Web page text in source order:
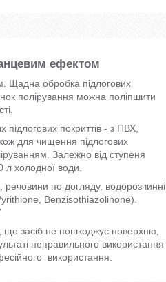
ефектом
Щадна обробка підлогових
полірування можна поліпшити
покриттів - з ПВХ,
для чищення підлогових
Залежно від ступеня
холодної води.
по догляду, водорозчинні
Benzisothiazolinone).
що засіб не пошкоджує поверхню,
неправильного використання
використання.